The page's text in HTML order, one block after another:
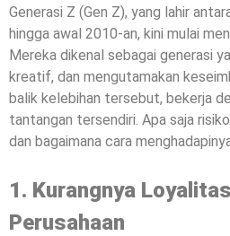
Generasi Z (Gen Z), yang lahir
hingga awal 2010-an, kini mulai
Mereka dikenal sebagai generasi
kreatif, dan mengutamakan
balik kelebihan tersebut, bekerja
tantangan tersendiri. Apa saja
dan bagaimana cara
1. Kurangnya
Perusahaan